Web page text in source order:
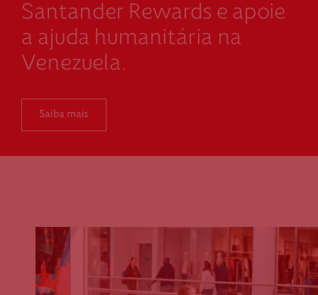
Santander Rewards e apoie
a ajuda humanitária na
Venezuela.
Saiba mais